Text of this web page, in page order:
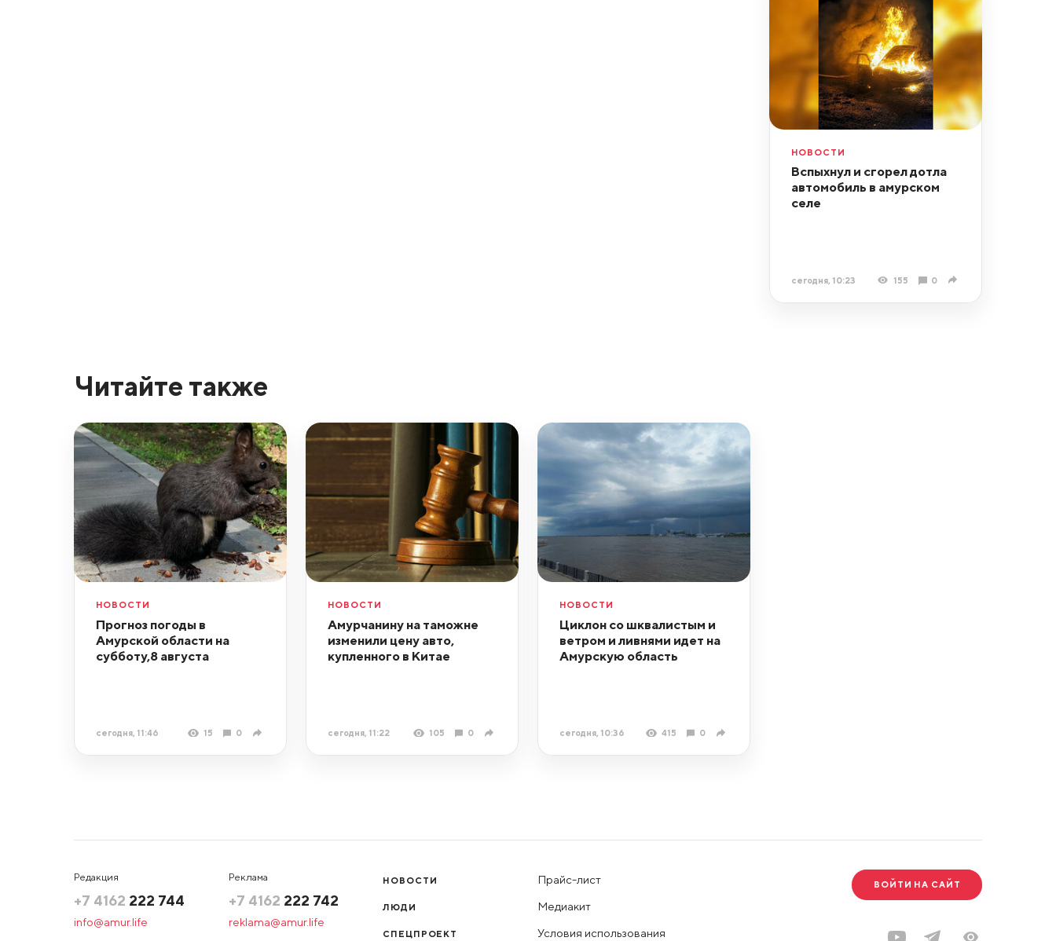
НОВОСТИ
Вспыхнул и сгорел дотла
автомобиль в амурском
селе
сегодня, 10:23 155 0
Читайте также
НОВОСТИ
Прогноз погоды в
Амурской области на
субботу,8 августа
сегодня, 11:46 15 0
НОВОСТИ
Амурчанину на таможне
изменили цену авто,
купленного в Китае
сегодня, 11:22 105 0
НОВОСТИ
Циклон со шквалистым и
ветром и ливнями идет на
Амурскую область
сегодня, 10:36 415 0
Редакция
+7 4162 222 744
info@amur.life
Реклама
+7 4162 222 742
reklama@amur.life
НОВОСТИ
ЛЮДИ
СПЕЦПРОЕКТ
Прайс-лист
Медиакит
Условия использования
ВОЙТИ НА САЙТ